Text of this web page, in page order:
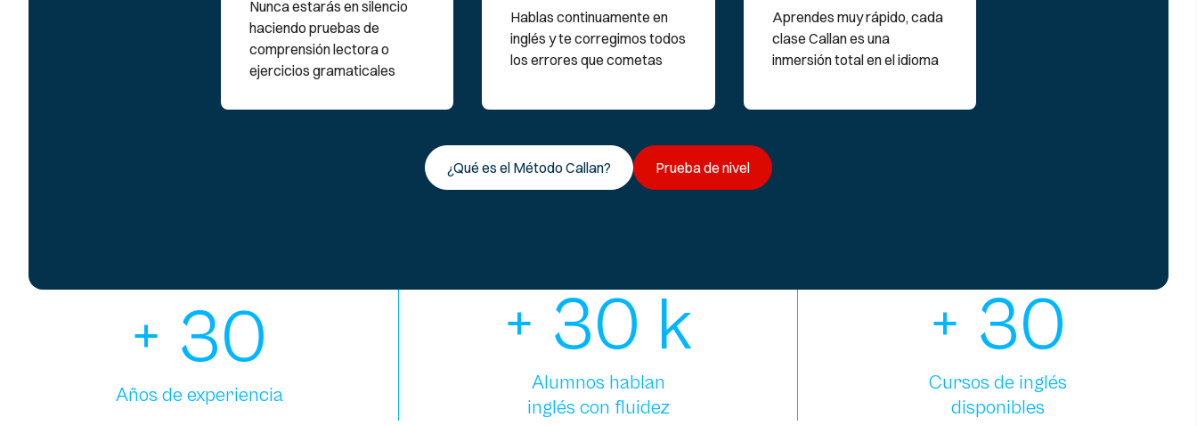
Nunca estarás en silencio
haciendo pruebas de
comprensión lectora o
ejercicios gramaticales
Hablas continuamente en
inglés y te corregimos todos
los errores que cometas
Aprendes muy rápido, cada
clase Callan es una
inmersión total en el idioma
¿Qué es el Método Callan? Prueba de nivel
+ 30
Años de experiencia
+ 30 k
Alumnos hablan
inglés con fluidez
+ 30
Cursos de inglés
disponibles